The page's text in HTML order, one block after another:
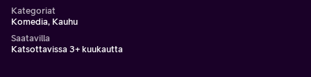
Kategoriat
Komedia, Kauhu
Saatavilla
Katsottavissa 3+ kuukautta